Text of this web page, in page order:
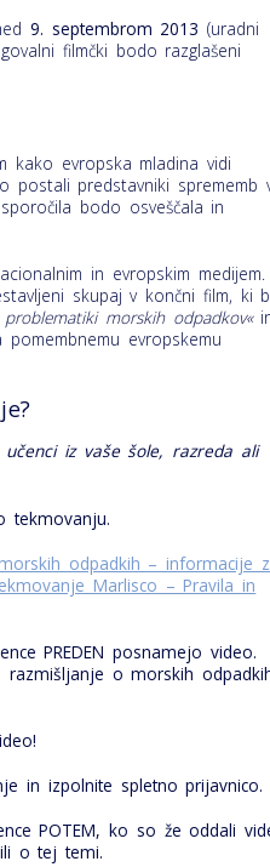
9. septembrom 2013 (uradni
filmčki bodo razglašeni
kako evropska mladina vidi
postali predstavniki sprememb
bodo osveščala in
in evropskim medijem.
skupaj v končni film, ki
morskih odpadkov«
evropskemu
iz vaše šole, razreda ali
tekmovanju.
odpadkih – informacije
Marlisco – Pravila in
PREDEN posnamejo video.
o morskih
in izpolnite spletno prijavnico.
POTEM, ko so že oddali
o tej temi.